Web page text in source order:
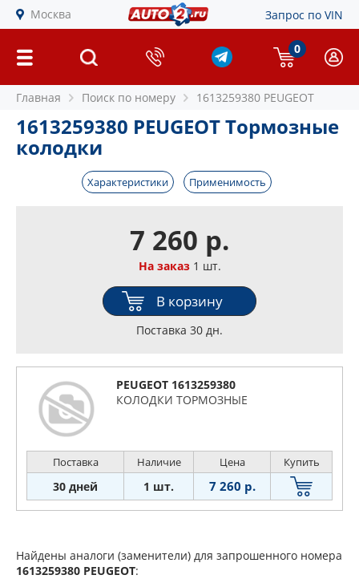
Москва Запрос по VIN
0
Главная Поиск по номеру 1613259380 PEUGEOT
1613259380 PEUGEOT Тормозные
колодки
Характеристики Применимость
7 260 р.
На заказ1 шт.
В корзину
Поставка 30 дн.
PEUGEOT 1613259380
КОЛОДКИ ТОРМОЗНЫЕ
Поставка Наличие Цена Купить
30 дней 1 шт. 7 260 р.
Найдены аналоги (заменители) для запрошенного номера
1613259380 PEUGEOT: